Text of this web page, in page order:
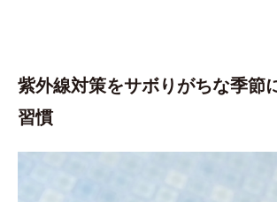
紫外線対策をサボりがちな季節
習慣